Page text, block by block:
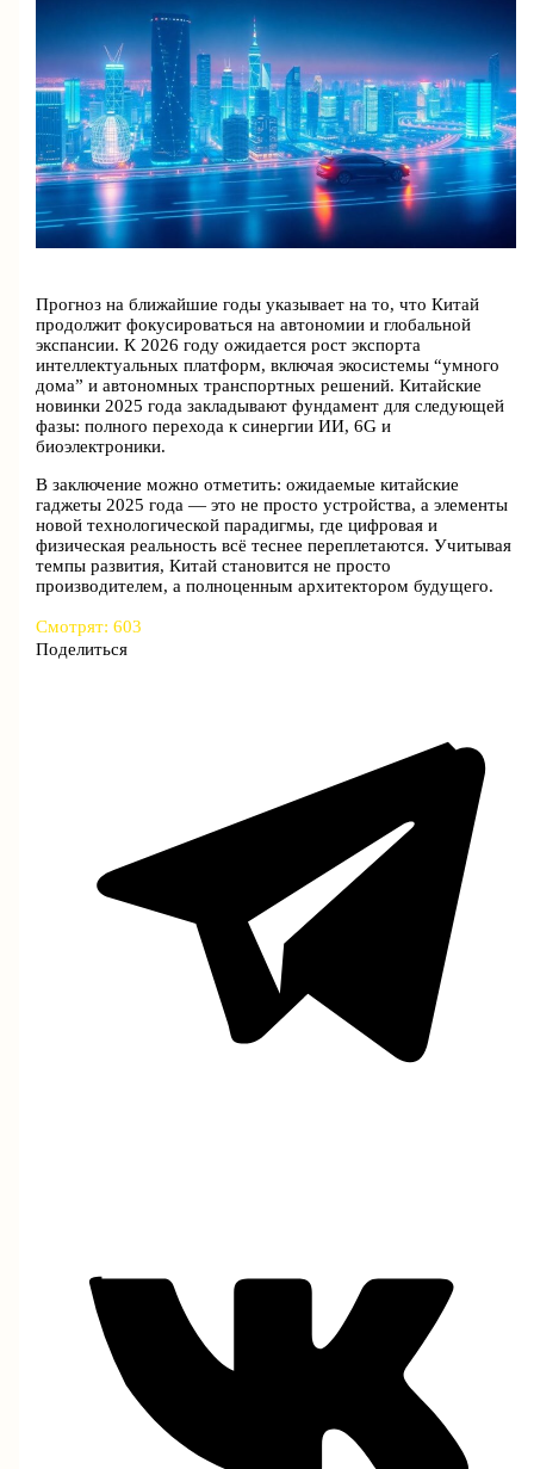
Прогноз на ближайшие годы указывает на то, что Китай
продолжит фокусироваться на автономии и глобальной
экспансии. К 2026 году ожидается рост экспорта
интеллектуальных платформ, включая экосистемы “умного
дома” и автономных транспортных решений. Китайские
новинки 2025 года закладывают фундамент для следующей
фазы: полного перехода к синергии ИИ, 6G и
биоэлектроники.
В заключение можно отметить: ожидаемые китайские
гаджеты 2025 года — это не просто устройства, а элементы
новой технологической парадигмы, где цифровая и
физическая реальность всё теснее переплетаются. Учитывая
темпы развития, Китай становится не просто
производителем, а полноценным архитектором будущего.
Смотрят: 603
Поделиться